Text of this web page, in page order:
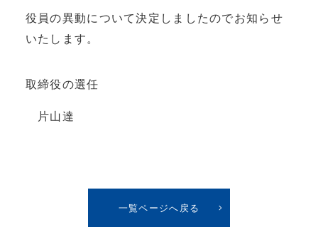
役員の異動について決定しましたのでお知らせ
いたします。
取締役の選任
片山達
一覧ページへ戻る